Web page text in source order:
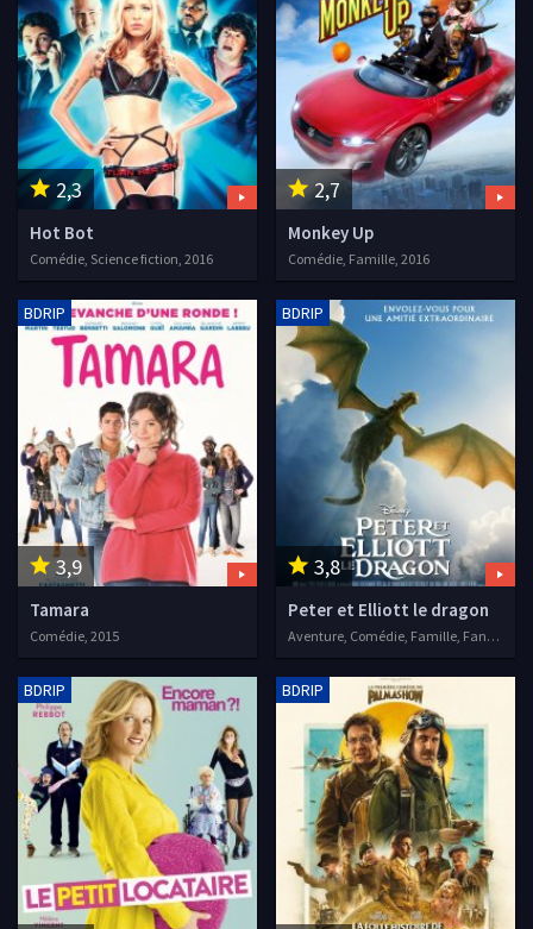
2,3
Hot Bot
Comédie, Science fiction, 2016
2,7
Monkey Up
Comédie, Famille, 2016
3,9
BDRIP
Tamara
Comédie, 2015
3,8
BDRIP
Peter et Elliott le dragon
Aventure, Comédie, Famille, Fantastique, 2016
BDRIP BDRIP